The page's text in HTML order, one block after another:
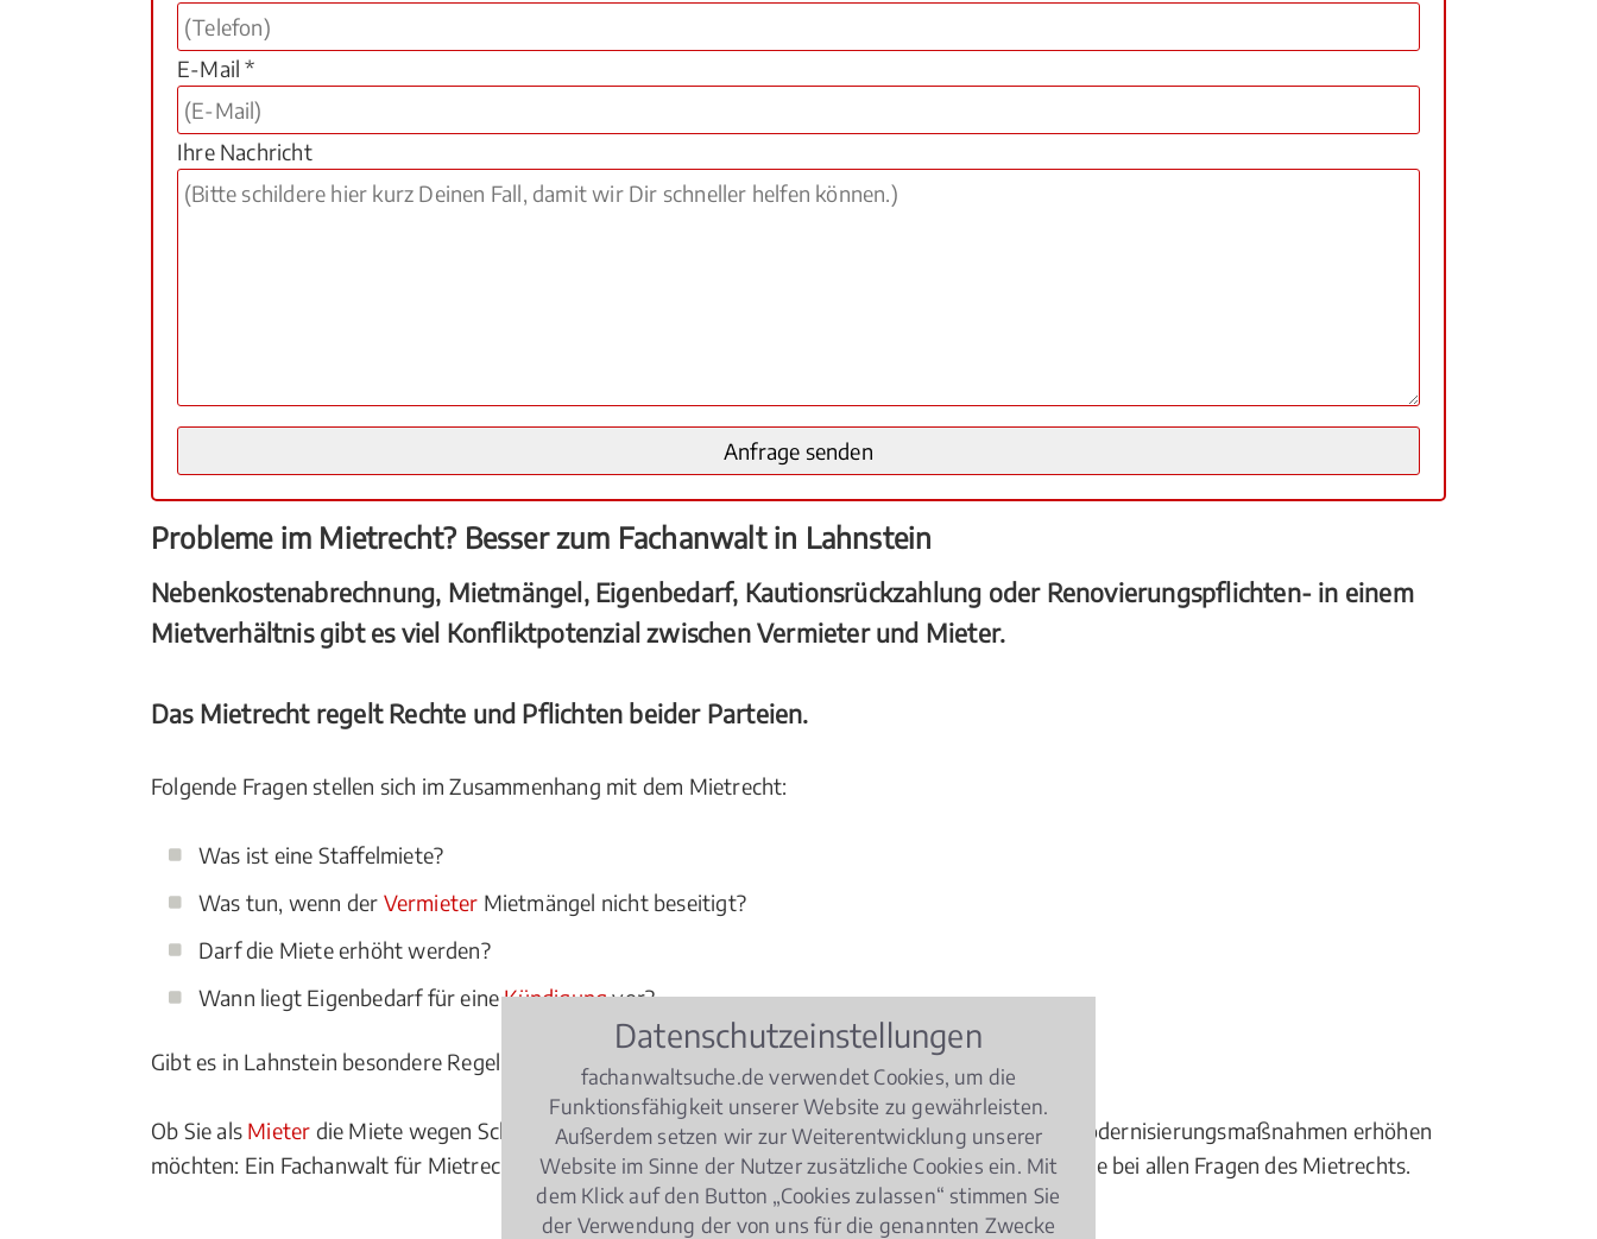
E-Mail *
Ihre Nachricht
Probleme im Mietrecht? Besser zum Fachanwalt in Lahnstein
Nebenkostenabrechnung, Mietmängel, Eigenbedarf, Kautionsrückzahlung oder Renovierungspflichten- in einem
Mietverhältnis gibt es viel Konfliktpotenzial zwischen Vermieter und Mieter.
Das Mietrecht regelt Rechte und Pflichten beider Parteien.
Folgende Fragen stellen sich im Zusammenhang mit dem Mietrecht:
Was ist eine Staffelmiete?
Was tun, wenn der Vermieter Mietmängel nicht beseitigt?
Darf die Miete erhöht werden?
Wann liegt Eigenbedarf für eineKündigungvor?
Gibt es in Lahnstein besondere Regelungen im Hinblick auf das Mietrecht zu beachten?
Ob Sie als Mieter die Miete wegen Schimmel mindern wollen oder als Vermieter die Miete wegen Modernisierungsmaßnahmen erhöhen
möchten: Ein Fachanwalt für Mietrecht in Lahnstein ist kompetenter Berater und juristischer Experte bei allen Fragen des Mietrechts.
Datenschutzeinstellungen
fachanwaltsuche.de verwendet Cookies, um die
Funktionsfähigkeit unserer Website zu gewährleisten.
Außerdem setzen wir zur Weiterentwicklung unserer
Website im Sinne der Nutzer zusätzliche Cookies ein. Mit
dem Klick auf den Button „Cookies zulassen“ stimmen Sie
der Verwendung der von uns für die genannten Zwecke